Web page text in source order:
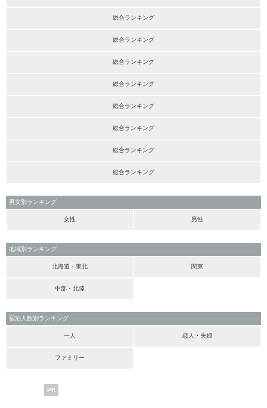
総合ランキング
総合ランキング
総合ランキング
総合ランキング
総合ランキング
総合ランキング
総合ランキング
総合ランキング
男女別ランキング
女性 男性
地域別ランキング
北海道・東北 関東
中部・北陸
宿泊人数別ランキング
一人 恋人・夫婦
ファミリー
PR